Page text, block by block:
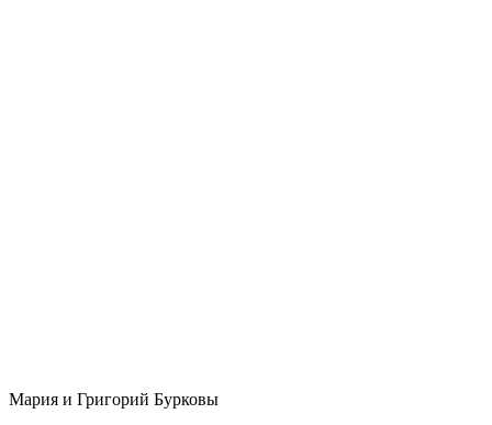
Мария и Григорий Бурковы